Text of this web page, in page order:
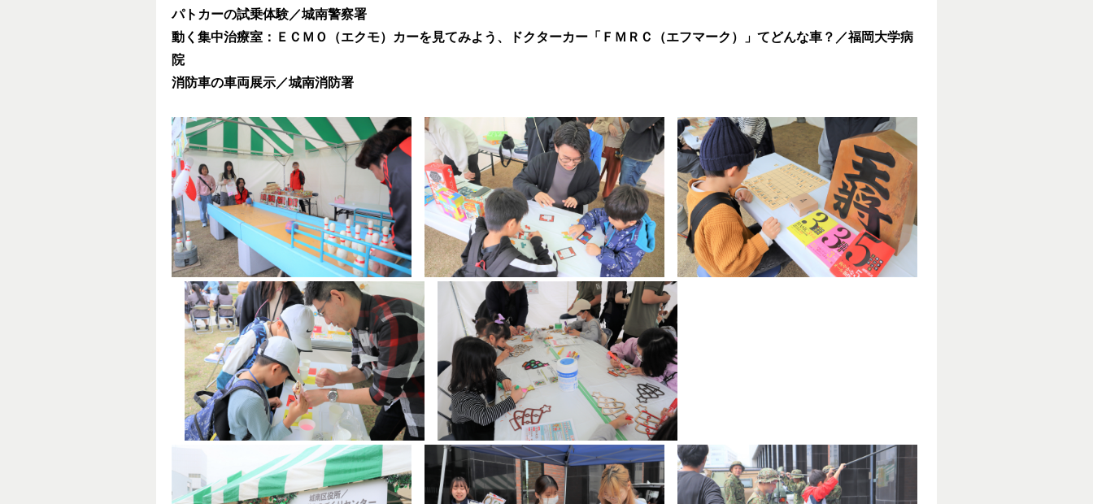
パトカーの試乗体験／城南警察署
動く集中治療室：ＥＣＭＯ（エクモ）カーを見てみよう、ドクターカー「ＦＭＲＣ（エフマーク）」てどんな車？／福岡大学病
院
消防車の車両展示／城南消防署